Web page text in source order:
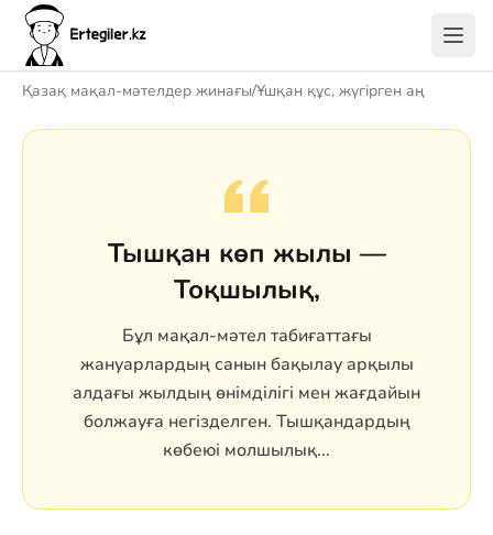
Қазақ мақал-мәтелдер жинағы/Ұшқан құс, жүгірген аң
Тышқан көп жылы —
Тоқшылық,
Бұл мақал-мәтел табиғаттағы
жануарлардың санын бақылау арқылы
алдағы жылдың өнімділігі мен жағдайын
болжауға негізделген. Тышқандардың
көбеюі молшылық...